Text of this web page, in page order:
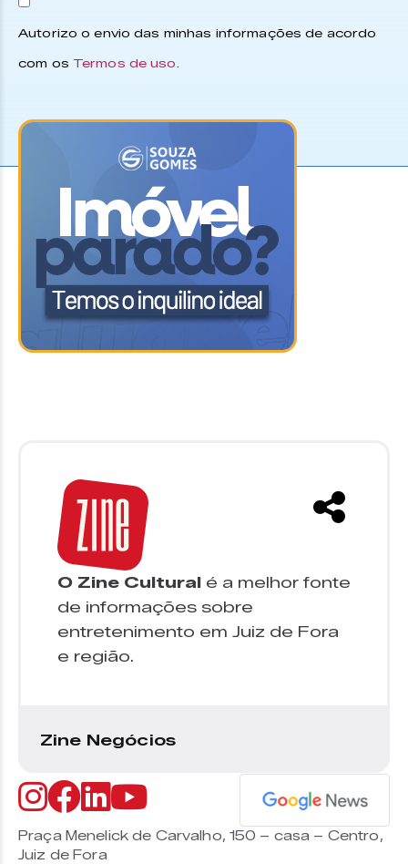
Autorizo o envio das minhas informações de acordo
com os Termos de uso
O Zine Cultural é a melhor fonte
de informações sobre
entretenimento em Juiz de Fora
e região.
Zine Negócios
Praça Menelick de Carvalho, 150 – casa – Centro,
Juiz de Fora